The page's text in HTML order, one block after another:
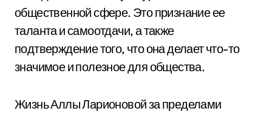
общественной сфере. Это признание ее
таланта и самоотдачи, а также
подтверждение того, что она делает что-то
значимое и полезное для общества.
Жизнь Аллы Ларионовой за пределами